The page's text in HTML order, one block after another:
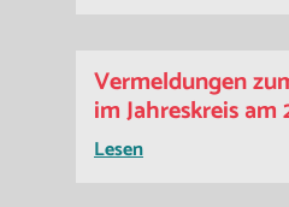
Vermeldungen
im Jahreskreis am
Lesen